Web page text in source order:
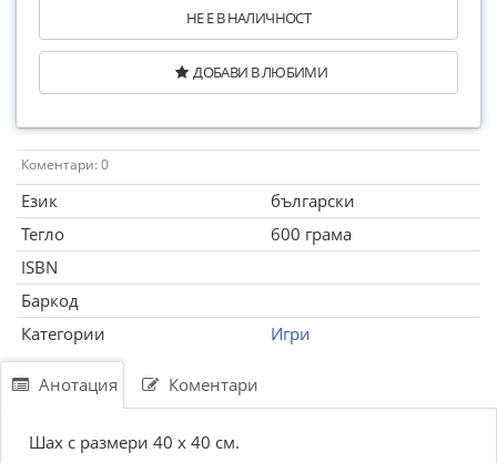
НЕ Е В НАЛИЧНОСТ
ДОБАВИ В ЛЮБИМИ
Коментари: 0
Език
български
Тегло
600 грама
ISBN
Баркод
Категории
Игри
Анотация Коментари
Шах с размери 40 х 40 см.